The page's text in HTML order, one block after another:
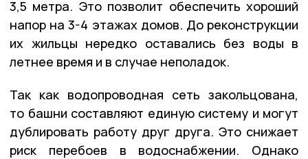
3,5 метра. Это позволит обеспечить хороший
напор на 3-4 этажах домов. До реконструкции
их жильцы нередко оставались без воды в
летнее время и в случае неполадок.
Так как водопроводная сеть закольцована,
то башни составляют единую систему и могут
дублировать работу друг друга. Это снижает
риск перебоев в водоснабжении. Однако